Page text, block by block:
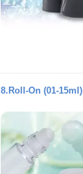
8.Roll-On (01-15ml)